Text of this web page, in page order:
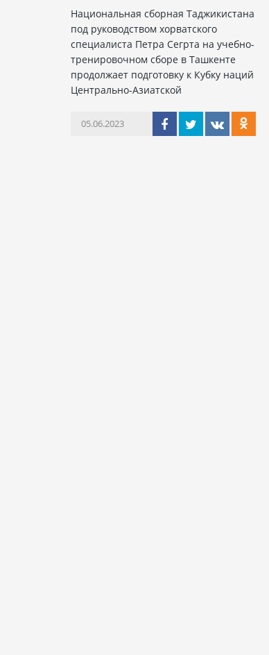
Национальная сборная Таджикистана
под руководством хорватского
специалиста Петра Сегрта на учебно-
тренировочном сборе в Ташкенте
продолжает подготовку к Кубку наций
Центрально-Азиатской
05.06.2023